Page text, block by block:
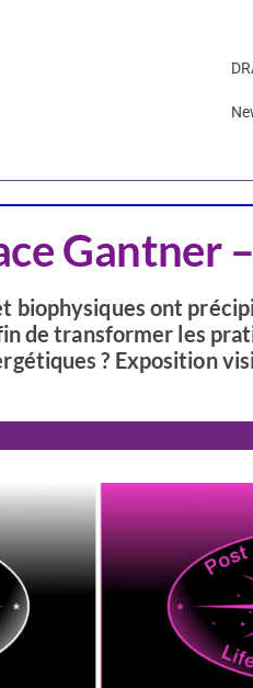
Gantner
biophysiques ont
de transformer les
? Exposition